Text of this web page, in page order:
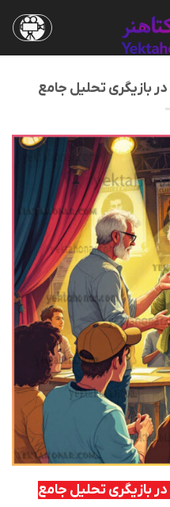
بازیگری تحلیل جامع
بازیگری تحلیل جامع